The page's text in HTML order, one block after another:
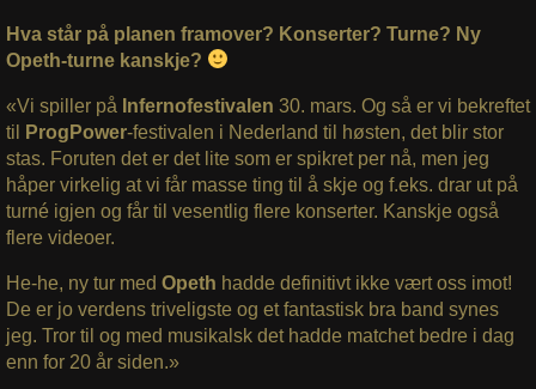
Hva står på planen framover? Konserter? Turne? Ny
Opeth-turne kanskje?
«Vi spiller på Infernofestivalen 30. mars. Og så er vi bekreftet
til
ProgPower-festivalen i Nederland til høsten, det blir stor
stas. Foruten det er det lite som er spikret per nå, men jeg
håper virkelig at vi får masse ting til å skje og f.eks. drar ut på
turné igjen og får til vesentlig flere konserter. Kanskje også
flere videoer.
He-he, ny tur med Opeth hadde definitivt ikke vært oss imot!
De er jo verdens triveligste og et fantastisk bra band synes
jeg. Tror til og med musikalsk det hadde matchet bedre i dag
enn for 20 år siden.»